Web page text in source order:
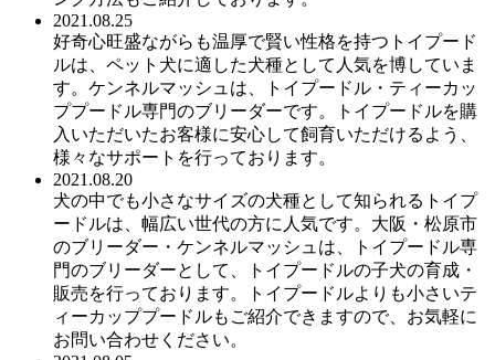
2021.08.25
好奇心旺盛ながらも温厚で賢い性格を持つトイプード
ルは、ペット犬に適した犬種として人気を博していま
す。ケンネルマッシュは、トイプードル・ティーカッ
ププードル専門のブリーダーです。トイプードルを購
入いただいたお客様に安心して飼育いただけるよう、
様々なサポートを行っております。
2021.08.20
犬の中でも小さなサイズの犬種として知られるトイプ
ードルは、幅広い世代の方に人気です。大阪・松原市
のブリーダー・ケンネルマッシュは、トイプードル専
門のブリーダーとして、トイプードルの子犬の育成・
販売を行っております。トイプードルよりも小さいテ
ィーカッププードルもご紹介できますので、お気軽に
お問い合わせください。